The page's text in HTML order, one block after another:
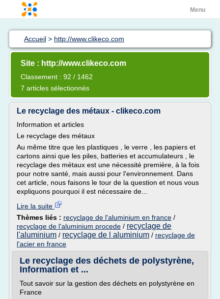
Menu
Accueil > http://www.clikeco.com
Site : http://www.clikeco.com
Classement : 92 / 1462
7 articles sélectionnés
Le recyclage des métaux - clikeco.com
Information et articles
Le recyclage des métaux
Au même titre que les plastiques , le verre , les papiers et
cartons ainsi que les piles, batteries et accumulateurs , le
recyclage des métaux est une nécessité première, à la fois
pour notre santé, mais aussi pour l'environnement. Dans
cet article, nous faisons le tour de la question et nous vous
expliquons pourquoi il est nécessaire de...
Lire la suite
Thèmes liés : recyclage de l'aluminium en france /
recyclage de l'aluminium procede / recyclage de
l'aluminium / recyclage de l aluminium / recyclage de
l'acier en france
Le recyclage des déchets de polystyrène,
Information et ...
Tout savoir sur la gestion des déchets en polystyrène en
France